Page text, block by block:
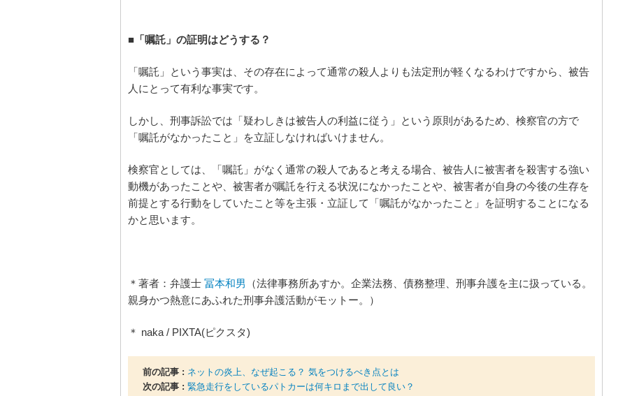
■「嘱託」の証明はどうする？
「嘱託」という事実は、その存在によって通常の殺人よりも法定刑が軽くなるわけですから、被告
人にとって有利な事実です。
しかし、刑事訴訟では「疑わしきは被告人の利益に従う」という原則があるため、検察官の方で
「嘱託がなかったこと」を立証しなければいけません。
検察官としては、「嘱託」がなく通常の殺人であると考える場合、被告人に被害者を殺害する強い
動機があったことや、被害者が嘱託を行える状況になかったことや、被害者が自身の今後の生存を
前提とする行動をしていたこと等を主張・立証して「嘱託がなかったこと」を証明することになる
かと思います。
＊著者：弁護士 冨本和男
（法律事務所あすか。企業法務、債務整理、刑事弁護を主に扱っている。
親身かつ熱意にあふれた刑事弁護活動がモットー。）
＊ naka / PIXTA(ピクスタ)
前の記事 : ネットの炎上、なぜ起こる？ 気をつけるべき点とは
次の記事 : 緊急走行をしているパトカーは何キロまで出して良い？